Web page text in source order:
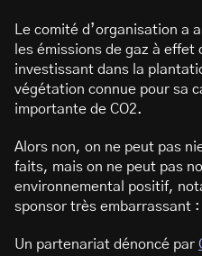
Le comité d’organisation a
les émissions de gaz à effet
investissant dans la
végétation connue pour sa
importante de CO2.
Alors non, on ne peut pas
faits, mais on ne peut pas
environnemental positif,
sponsor très embarrassant
Un partenariat dénoncé par